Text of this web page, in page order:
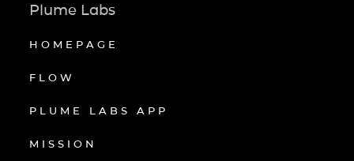
Plume Labs
HOMEPAGE
FLOW
PLUME LABS APP
MISSION